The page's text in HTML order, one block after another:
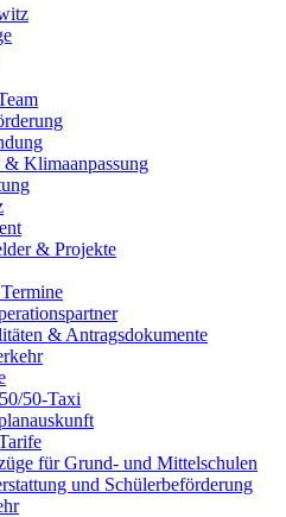
Klimaanpassung
& Projekte
& Antragsdokumente
50-Taxi
für Grund- und Mittelschulen
und Schülerbeförderung